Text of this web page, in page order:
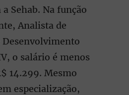
Sehab. Na função
Analista de
Desenvolvimento
o salário é menos
14.299. Mesmo
especialização,